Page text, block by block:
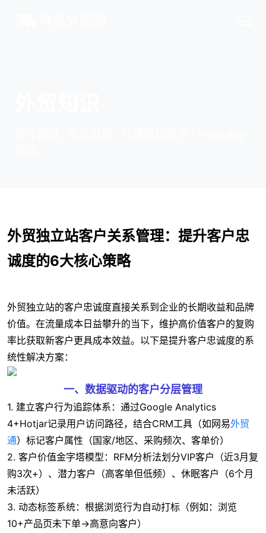
外贸独立站客户关系管理：提升客户忠
诚度的6大核心策略
外贸独立站的客户忠诚度直接关系到企业的长期收益和品牌
价值。在流量成本日益攀升的当下，维护高价值客户的复购
率比获取新客户更具成本效益。以下是提升客户忠诚度的系
统性解决方案：
一、数据驱动的客户分层管理
1. 建立客户行为追踪体系：通过Google Analytics
4+Hotjar记录用户访问路径，结合CRM工具（如网易外贸
通）标记客户属性（国家/地区、采购频次、客单价）
2. 客户价值金字塔模型：RFM分析法划分VIP客户（近3月复
购3次+）、潜力客户（高客单但低频）、休眠客户（6个月
未活跃）
3. 动态标签系统：根据浏览行为自动打标（例如：浏览
10+产品页未下单→高意向客户）